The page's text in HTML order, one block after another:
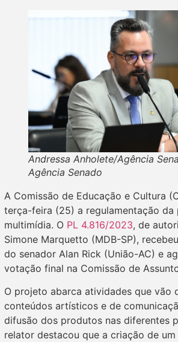
Andressa Anholete/Agência
Agência Senado
A Comissão de Educação e Cultura
terça-feira (25) a regulamentação da
multimídia. O PL 4.816/2023, de
Simone Marquetto (MDB-SP),
do senador Alan Rick (União-AC) e
votação final na Comissão de
O projeto abarca atividades que vão
conteúdos artísticos e de
difusão dos produtos nas diferentes
relator destacou que a criação de